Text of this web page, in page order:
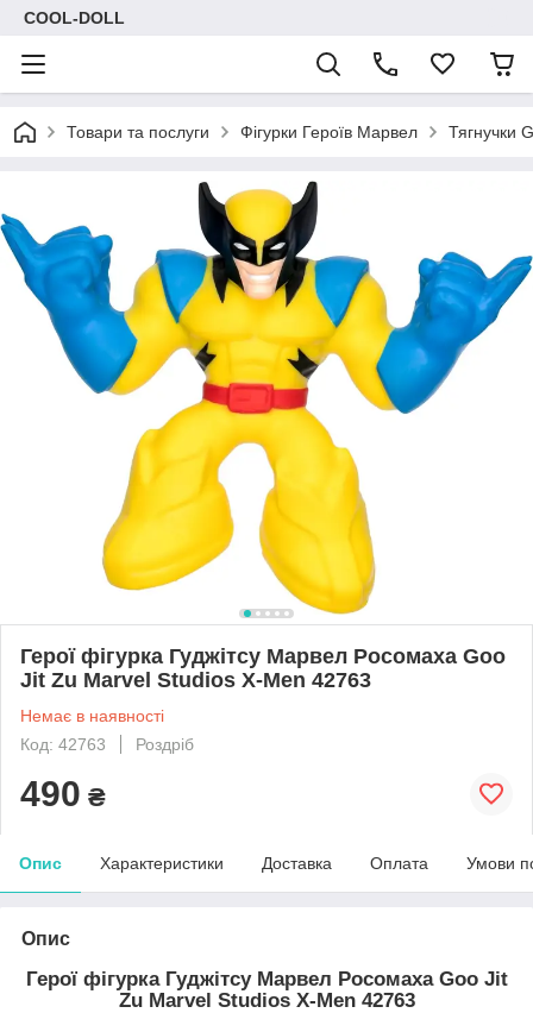
COOL-DOLL
Товари та послуги Фігурки Героїв Марвел Тягнучки
Герої фігурка Гуджітсу Марвел Росомаха Goo
Jit Zu Marvel Studios X-Men 42763
Немає в наявності
Код: 42763
Роздріб
490 ₴
Опис Характеристики Доставка Оплата Умови
Опис
Герої фігурка Гуджітсу Марвел Росомаха Goo Jit
Zu Marvel Studios X-Men 42763